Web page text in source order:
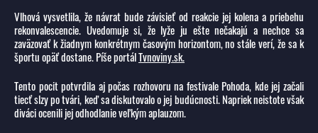
Vlhová vysvetlila, že návrat bude závisieť od reakcie jej kolena a priebehu
rekonvalescencie. Uvedomuje si, že lyže ju ešte nečakajú a nechce sa
zaväzovať k žiadnym konkrétnym časovým horizontom, no stále verí, že sa k
športu opäť dostane. Píše portálTvnoviny.sk.
Tento pocit potvrdila aj počas rozhovoru na festivale Pohoda, kde jej začali
tiecť slzy po tvári, keď sa diskutovalo o jej budúcnosti. Napriek neistote však
diváci ocenili jej odhodlanie veľkým aplauzom.